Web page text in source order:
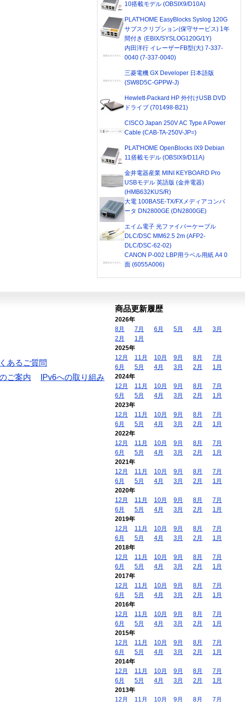
10搭載モデル (OBSIX9/D10A)
PLAT'HOME EasyBlocks Syslog 120G
サブスクリプション(保守サービス) 1年
間付き (EBIX/SYSLOG120G/1Y)
内田洋行 イレーザーFB型(大) 7-337-
0040 (7-337-0040)
三菱電機 GX Developer 日本語版
(SW8D5C-GPPW-J)
Hewlett-Packard HP 外付けUSB DVD
ドライブ (701498-B21)
CISCO Japan 250V AC Type A Power
Cable (CAB-TA-250V-JP=)
PLAT'HOME OpenBlocks IX9 Debian
11搭載モデル (OBSIX9/D11A)
金井電器産業 MINI KEYBOARD Pro
USBモデル 英語版 (金井電器)
(HMB632KUS/R)
大電 100BASE-TX/FXメディアコンバ
ータ DN2800GE (DN2800GE)
エイム電子 光ファイバーケーブル
DLC/DSC MM62.5 2m (AFP2-
DLC/DSC-62-02)
CANON P-002 LBP用ラベル用紙 A4 0
面 (6055A006)
あるご質問
ご案内
IPv6への取り組み
商品更新履歴
2026年
8月
7月 6月 5月 4月
3月
2月
1月
2025年
12月
11月 10月 9月 8月
7月
6月
5月 4月 3月 2月
1月
2024年
12月
11月 10月 9月 8月
7月
6月
5月 4月 3月 2月
1月
2023年
12月
11月 10月 9月 8月
7月
6月
5月 4月 3月 2月
1月
2022年
12月
11月 10月 9月 8月
7月
6月
5月 4月 3月 2月
1月
2021年
12月
11月 10月 9月 8月
7月
6月
5月 4月 3月 2月
1月
2020年
12月
11月 10月 9月 8月
7月
6月
5月 4月 3月 2月
1月
2019年
12月
11月 10月 9月 8月
7月
6月
5月 4月 3月 2月
1月
2018年
12月
11月 10月 9月 8月
7月
6月
5月 4月 3月 2月
1月
2017年
12月
11月 10月 9月 8月
7月
6月
5月 4月 3月 2月
1月
2016年
12月
11月 10月 9月 8月
7月
6月
5月 4月 3月 2月
1月
2015年
12月
11月 10月 9月 8月
7月
6月
5月 4月 3月 2月
1月
2014年
12月
11月 10月 9月 8月
7月
6月
5月 4月 3月 2月
1月
2013年
12月
11月 10月 9月 8月 7月